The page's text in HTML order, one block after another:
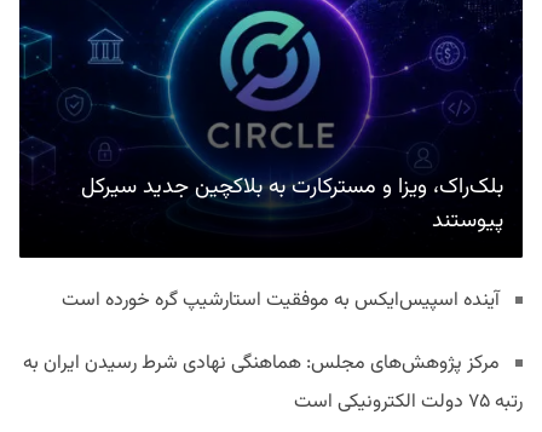
بلک‌راک، ویزا و مسترکارت به بلاکچین جدید سیرکل
پیوستند
آینده اسپیس‌ایکس به موفقیت استارشیپ گره خورده است
مرکز پژوهش‌های مجلس: هماهنگی نهادی شرط رسیدن ایران به
رتبه ۷۵ دولت الکترونیکی است